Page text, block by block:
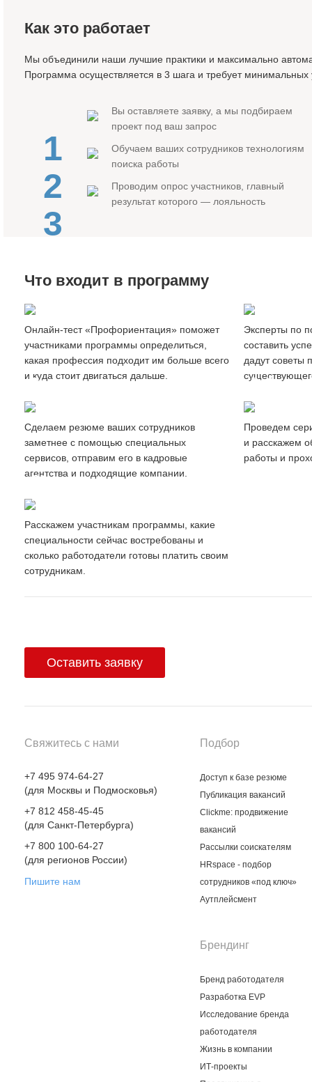
Как это работает
Мы объединили наши лучшие практики и максимально
Программа осуществляется в 3 шага и требует
1
Вы оставляете заявку, а мы подбираем
проект под ваш запрос
2
Обучаем ваших сотрудников технологиям
поиска работы
3
Проводим опрос участников, главный
результат которого — лояльность
Что входит в программу
Онлайн-тест «Профориентация» поможет
участниками программы определиться,
какая профессия подходит им больше всего
и куда стоит двигаться дальше.
Эксперты по
составить
дадут советы
Продвижение
Cделаем резюме ваших сотрудников
заметнее с помощью специальных
сервисов, отправим его в кадровые
агентства и подходящие компании.
Вебинары
Проведем
и расскажем
работы и
Обзор
Расскажем участникам программы, какие
специальности сейчас востребованы и
сколько работодатели готовы платить своим
сотрудникам.
Оставить заявку
Свяжитесь с нами
+7 495 974-64-27
(для Москвы и Подмосковья)
+7 812 458-45-45
(для Санкт-Петербурга)
+7 800 100-64-27
(для регионов России)
Пишите нам
Подбор
Доступ к базе резюме
Публикация вакансий
Clickme: продвижение
вакансий
Рассылки соискателям
HRspace - подбор
сотрудников «под ключ»
Аутплейсмент
Брендинг
Бренд работодателя
Разработка EVP
Исследование бренда
работодателя
Жизнь в компании
ИТ-проекты